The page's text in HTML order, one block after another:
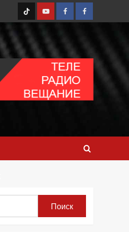
TT YoutubeFB1 FB2